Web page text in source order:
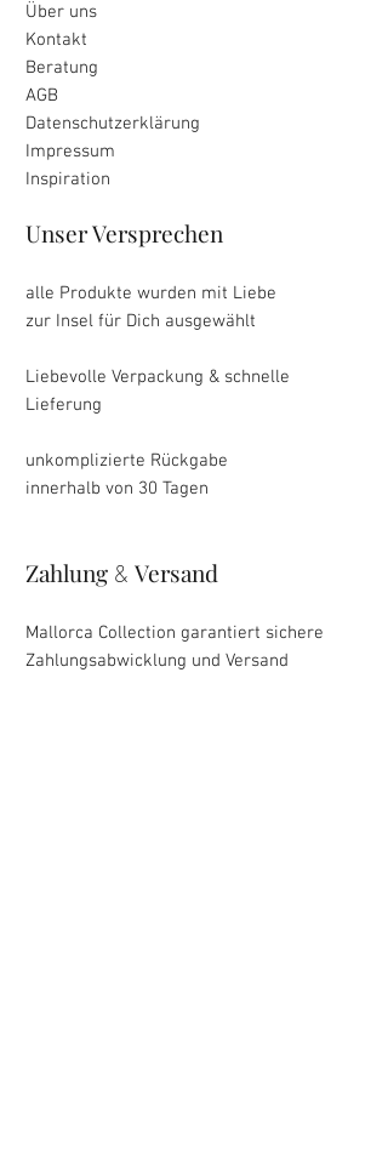
Über uns
Kontakt
Beratung
AGB
Datenschutzerklärung
Impressum
Inspiration
Unser Versprechen
alle Produkte wurden mit Liebe
zur Insel für Dich ausgewählt
Liebevolle Verpackung & schnelle
Lieferung
unkomplizierte Rückgabe
innerhalb von 30 Tagen
Zahlung & Versand
Mallorca Collection garantiert sichere
Zahlungsabwicklung und Versand